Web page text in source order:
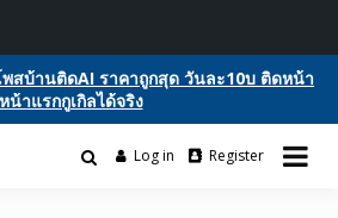
สบ้านติดAI ราคาถูกสุด วันละ10บ ติดหน้า
หน้าแรกกูเกิลได้จริง
ลาดซื้อขาย ฟรีประกาศ ติดgooglesหน้า1ฟรี
Log in Register